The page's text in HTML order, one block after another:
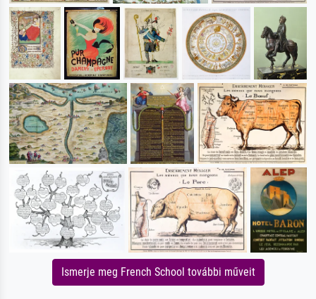
Ismerje meg French School további műveit